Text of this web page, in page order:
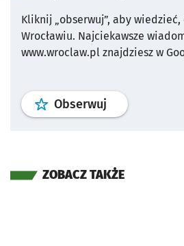
Kliknij „obserwuj”, aby
Wrocławiu. Najciekawsze
www.wroclaw.pl znajdziesz w
Obserwuj profil
ZOBACZ TAKŻE